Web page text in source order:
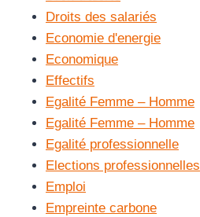
Droits des salariés
Economie d'energie
Economique
Effectifs
Egalité Femme – Homme
Egalité Femme – Homme
Egalité professionnelle
Elections professionnelles
Emploi
Empreinte carbone